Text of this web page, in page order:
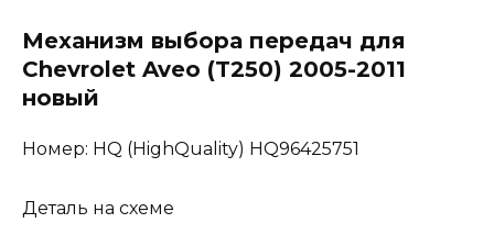
Механизм выбора передач для
Chevrolet Aveo (T250) 2005-2011
новый
Номер: HQ (HighQuality) HQ96425751
Деталь на схеме